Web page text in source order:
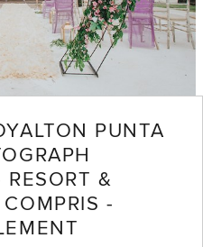
PUNTA
&
-